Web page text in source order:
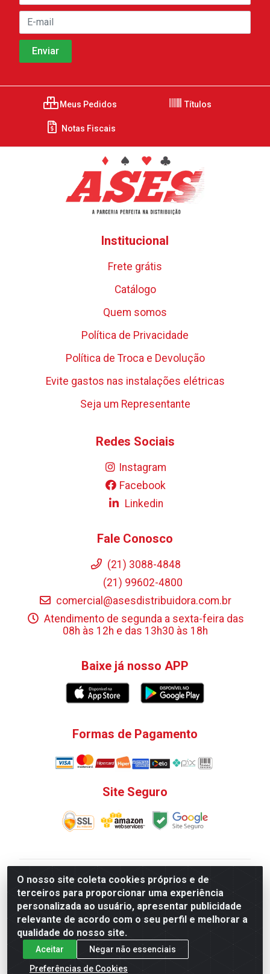
O nosso site coleta cookies próprios e de
terceiros para proporcionar uma experiência
personalizada ao usuário, apresentar publicidade
relevante de acordo com o seu perfil e melhorar a
qualidade do nosso site.
Aceitar
Negar não essenciais
Preferências de Cookies
Meus Pedidos Títulos
Notas Fiscais
Institucional
Frete grátis
Catálogo
Quem somos
Política de Privacidade
Política de Troca e Devolução
Evite gastos nas instalações elétricas
Seja um Representante
Redes Sociais
Instagram
Facebook
Linkedin
Fale Conosco
(21) 3088-4848
(21) 99602-4800
comercial@asesdistribuidora.com.br
Atendimento de segunda a sexta-feira das
08h às 12h e das 13h30 às 18h
Baixe já nosso APP
Formas de Pagamento
Site Seguro
V. C. Ferragens LTDA - Rua do Matoso, 132 - Praça da
Bandeira, Rio de Janeiro/ RJ - CEP 20.270-135 - CNPJ
12.324.723/0001-25
Todas as regras de promoções, descontos, preços e
prazos de pagamento e entrega expostos aqui são
válidos apenas para compras via internet. Preços e
estoque sujeito a alterações sem aviso prévio.